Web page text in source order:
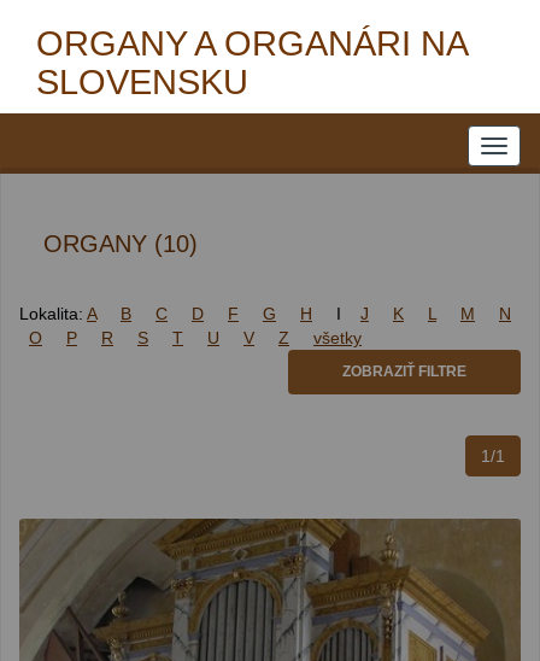
ORGANY A ORGANÁRI NA
SLOVENSKU
ORGANY (10)
Lokalita: A B C D F G H I J K L M
N
O
P R S T U V Z všetky
ZOBRAZIŤ FILTRE
1/1